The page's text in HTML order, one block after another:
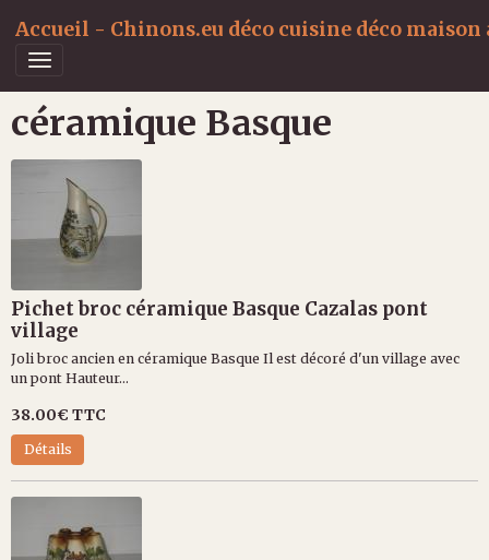
Accueil - Chinons.eu déco cuisine déco
céramique Basque
Pichet broc céramique Basque Cazalas pont
village
Joli broc ancien en céramique Basque Il est décoré d'un village avec
un pont Hauteur...
38.00€ TTC
Détails